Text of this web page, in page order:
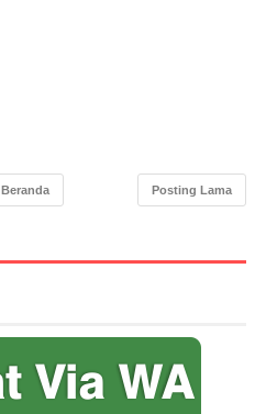
Posting Lama
Beranda